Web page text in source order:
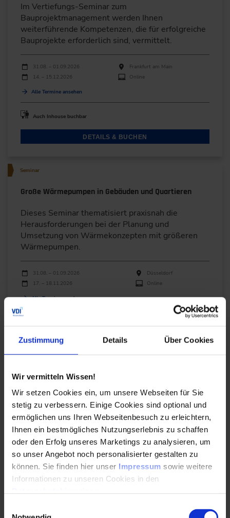
Zustimmung Details Über Cookies
Wir vermitteln Wissen!
Wir setzen Cookies ein, um unsere Webseiten für Sie
stetig zu verbessern. Einige Cookies sind optional und
ermöglichen uns Ihren Webseitenbesuch zu erleichtern,
Ihnen ein bestmögliches Nutzungserlebnis zu schaffen
oder den Erfolg unseres Marketings zu analysieren, um
so unser Angebot noch personalisierter gestalten zu
können. Sie finden hier unser Impressum sowie weitere
Informationen zu unseren Cookies in den
Im Vertiefungs-Seminar zum
Bauprojektmanagement werden Ihnen
weiterführende Kompetenzen, die für erfolgreiche
Bauprojekte erforderlich sind, vermittelt.
Durchführungen
Veranstaltungsdatum Veranstaltungsort
31.08. – 01.09.2026
Frankfurt am Main
14. – 15.12.2026
Online
Alle Termine ansehen
Auch Inhouse buchbar
DETAILS & BUCHEN
Seminar
Große Wärmepumpen in Gebäuden und Quartieren
Dieses Seminar thematisiert praxisnah die
Herausforderungen bei der Planung und
Umsetzung von Wärmekonzepten mit größeren
Wärmepumpen.
Durchführungen
Veranstaltungsdatum Veranstaltungsort
31.08. – 01.09.2026
Düsseldorf
17. – 18.11.2026
Online
Alle Termine ansehen
DETAILS & BUCHEN
Seminar
Basiswissen Technische Gebäudeausrüstung (TGA) für
Fachfremde
Dieses Seminar vermittelt Fachfremden ohne
technischen Hintergrund ein Grundverständnis für
die wichtigsten technischen Anlagen in einem
Gebäude.
Alle Termine ansehen